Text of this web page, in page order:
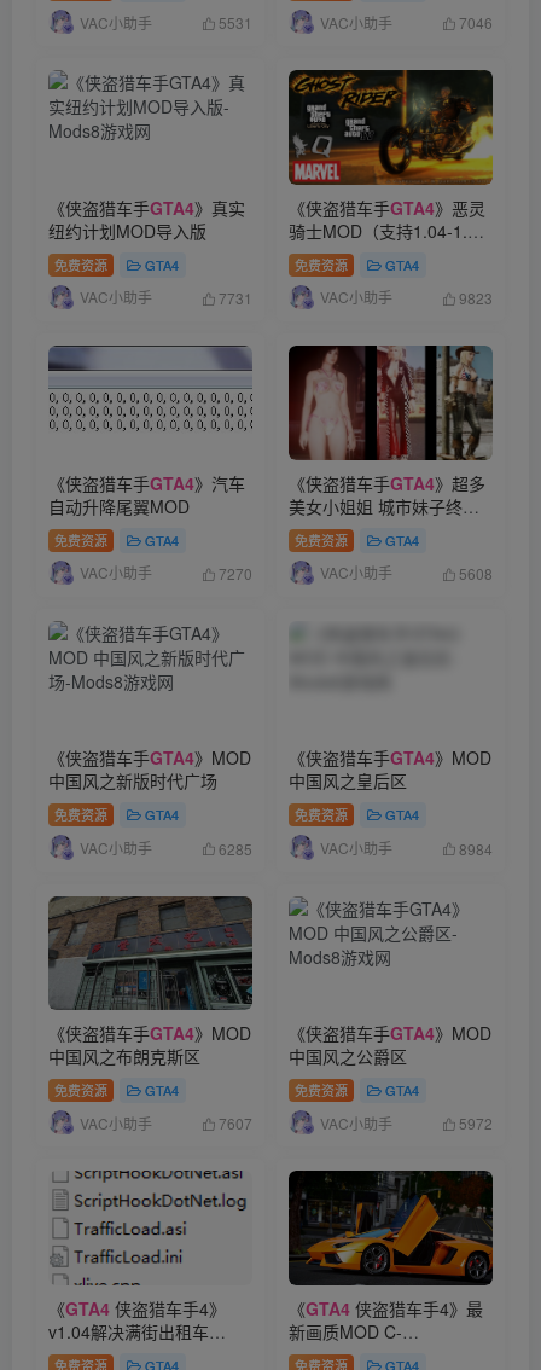
VAC小助手 5531 VAC小助手 7046
《侠盗猎车手GTA4》真实
纽约计划MOD导入版
免费资源 GTA4
VAC小助手 7731
《侠盗猎车手GTA4》恶灵
骑士MOD（支持1.04-1.07-
EFLC）
免费资源 GTA4
VAC小助手 9823
《侠盗猎车手GTA4》汽车
自动升降尾翼MOD
免费资源 GTA4
VAC小助手 7270
《侠盗猎车手GTA4》超多
美女小姐姐 城市妹子终极
大补 MOD模组 人物包V3
免费资源 GTA4
VAC小助手 5608
《侠盗猎车手GTA4》MOD
中国风之新版时代广场
免费资源 GTA4
VAC小助手 6285
《侠盗猎车手GTA4》MOD
中国风之皇后区
免费资源 GTA4
VAC小助手 8984
《侠盗猎车手GTA4》MOD
中国风之布朗克斯区
免费资源 GTA4
VAC小助手 7607
《侠盗猎车手GTA4》MOD
中国风之公爵区
免费资源 GTA4
VAC小助手 5972
《GTA4 侠盗猎车手4》
v1.04解决满街出租车
TrafficLoad补丁
免费资源 GTA4
《GTA4 侠盗猎车手4》最
新画质MOD C-
NERGYENB II
免费资源 GTA4